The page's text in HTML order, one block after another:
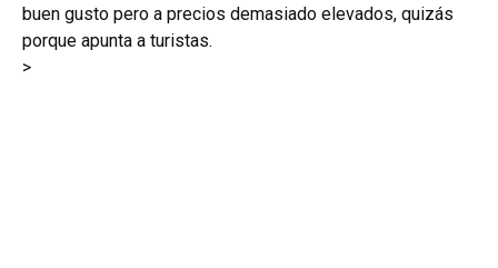
buen gusto pero a precios demasiado elevados, quizás
porque apunta a turistas.
>